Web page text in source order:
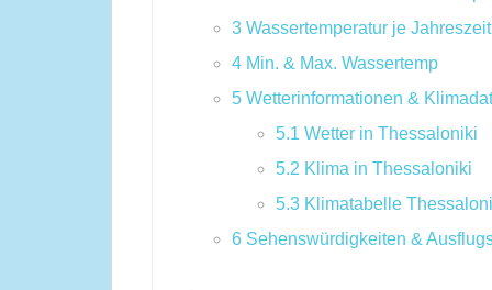
3 Wassertemperatur je Jahreszeit
4 Min. & Max. Wassertemp
5 Wetterinformationen &
5.1 Wetter in Thessaloniki
5.2 Klima in Thessaloniki
5.3 Klimatabelle
6 Sehenswürdigkeiten &